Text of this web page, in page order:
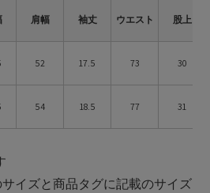
肩幅 袖丈 ウエスト 股上
52 17.5 73 30
54 18.5 77 31
イズと商品タグに記載のサイズ